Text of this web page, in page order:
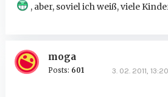
, aber, soviel ich weiß, viele
moga
Posts: 601 3. 02. 2011, 13:20